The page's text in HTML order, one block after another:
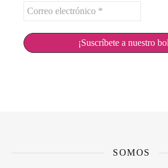
Correo
*
SOMOS